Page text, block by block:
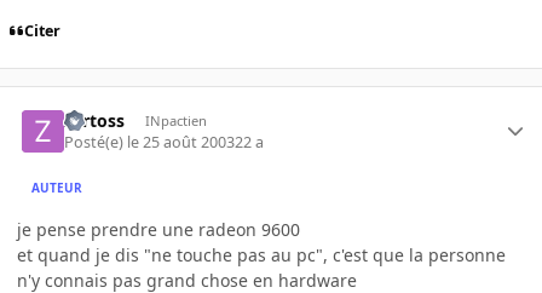
Citer
zartoss INpactien
Posté(e) le 25 août 200322 a
AUTEUR
je pense prendre une radeon 9600
et quand je dis "ne touche pas au pc", c'est que la personne
n'y connais pas grand chose en hardware